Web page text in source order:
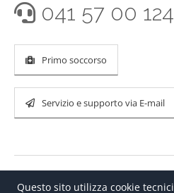
041 57 00 124
Primo soccorso
Servizio e supporto via E-mail
Questo sito utilizza cookie tecnici